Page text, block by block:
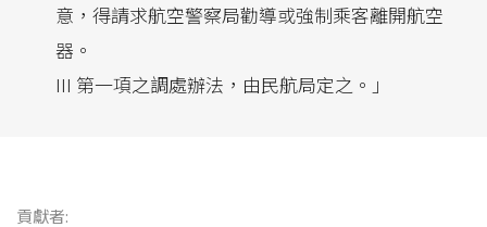
意，得請求航空警察局勸導或強制乘客離開航空
器。
III 第一項之調處辦法，由民航局定之。」
貢獻者: